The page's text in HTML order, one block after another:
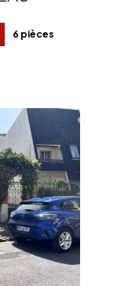
6 pièces